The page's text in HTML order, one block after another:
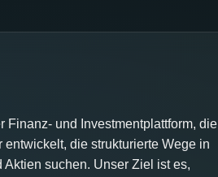
Finanz- und Investmentplattform, die
die strukturierte Wege in
suchen. Unser Ziel ist es,